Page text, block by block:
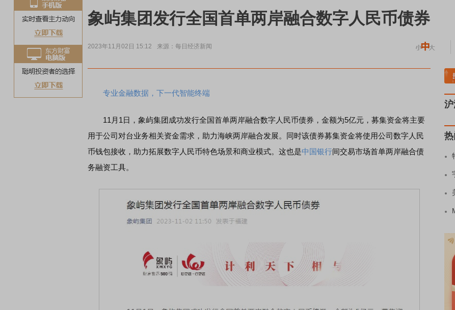
象屿集团发行全国首单两岸融合数字人民币债券
2023年11月02日 15:12 来源：每日经济新闻
专业金融数据，下一代智能终端
11月1日，象屿集团成功发行全国首单两岸融合数字人民币债券，金额为5亿元，募集资金将主要
用于公司对台业务相关资金需求，助力海峡两岸融合发展。同时该债券募集资金将使用公司数字人民
币钱包接收，助力拓展数字人民币特色场景和商业模式。这也是中国银行间交易市场首单两岸融合债
务融资工具。
A股估值分析全览